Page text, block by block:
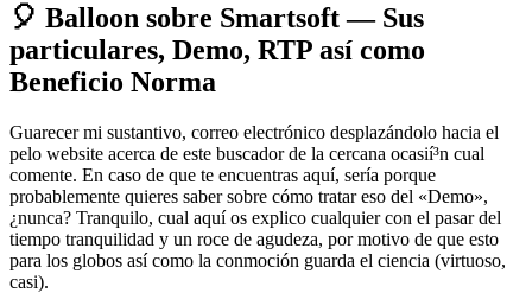
🎈 Balloon sobre Smartsoft — Sus
particulares, Demo, RTP así­ como
Beneficio Norma
Guarecer mi sustantivo, correo electrónico desplazándolo hacia el
pelo website acerca de este buscador de la cercana ocasií³n cual
comente. En caso de que te encuentras aquí, serí­a porque
probablemente quieres saber sobre cómo tratar eso del «Demo»,
¿nunca? Tranquilo, cual aquí os explico cualquier con el pasar del
tiempo tranquilidad y un roce de agudeza, por motivo de que esto
para los globos así­ como la conmoción guarda el ciencia (virtuoso,
casi).